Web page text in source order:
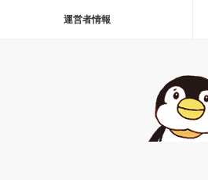
運営者情報